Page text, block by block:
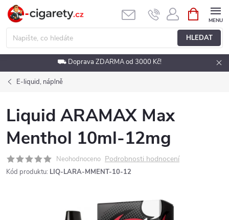
Přejít
obsah
HLEDAT
NÁKUPNÍ
KOŠÍK
⛟ Doprava ZDARMA od 3000 Kč!
E-liquid, náplně
Liquid ARAMAX Max
Menthol 10ml-12mg
Neohodnoceno Podrobnosti hodnocení
Kód produktu: LIQ-LARA-MMENT-10-12